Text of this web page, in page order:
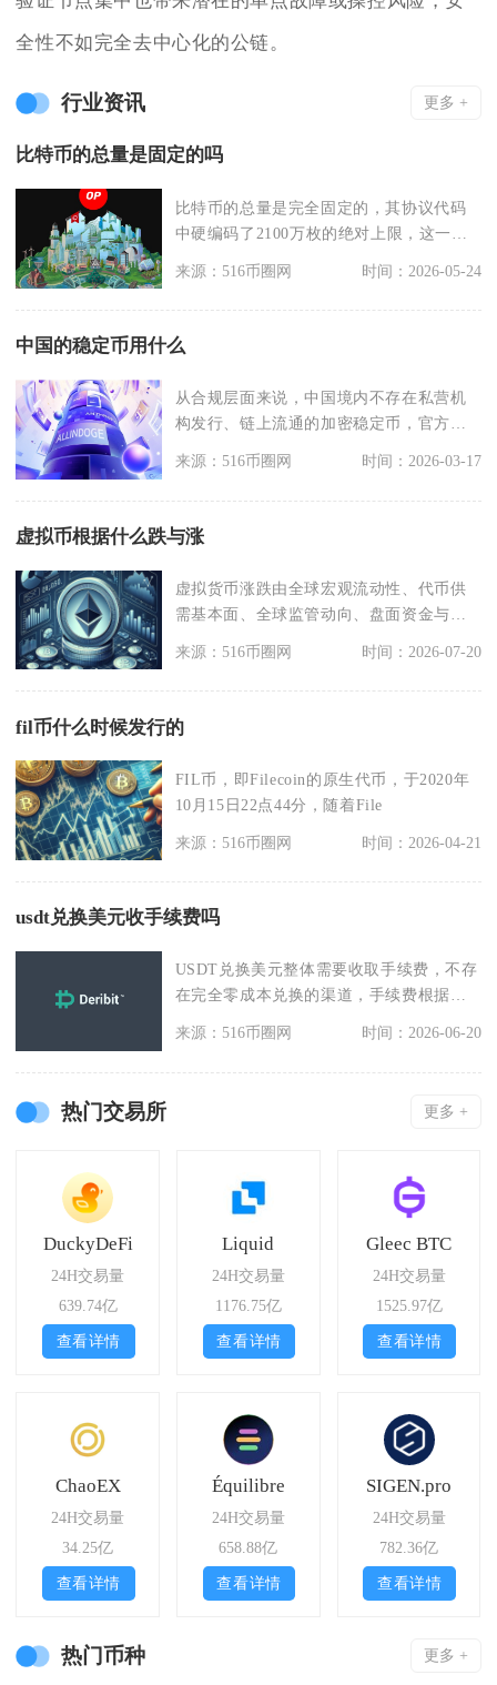
全性不如完全去中心化的公链。
行业资讯 更多 +
比特币的总量是固定的吗
比特币的总量是完全固定的，其协议代码
中硬编码了2100万枚的绝对上限，这一规
来源：516币圈网 时间：2026-05-24
中国的稳定币用什么
从合规层面来说，中国境内不存在私营机
构发行、链上流通的加密稳定币，官方对
应的数字化价值载体
来源：516币圈网 时间：2026-03-17
虚拟币根据什么跌与涨
虚拟货币涨跌由全球宏观流动性、代币供
需基本面、全球监管动向、盘面资金与市
来源：516币圈网 时间：2026-07-20
fil币什么时候发行的
FIL币，即Filecoin的原生代币，于2020年
10月15日22点44分，随着File
来源：516币圈网 时间：2026-04-21
usdt兑换美元收手续费吗
USDT兑换美元整体需要收取手续费，不存
在完全零成本兑换的渠道，手续费根据兑
换路径分为发行
来源：516币圈网 时间：2026-06-20
热门交易所 更多 +
DuckyDeFi
24H交易量
639.74亿
查看详情
Liquid
24H交易量
1176.75亿
查看详情
Gleec BTC
24H交易量
1525.97亿
查看详情
ChaoEX
24H交易量
34.25亿
查看详情
Équilibre
24H交易量
658.88亿
查看详情
SIGEN.pro
24H交易量
782.36亿
查看详情
热门币种 更多 +